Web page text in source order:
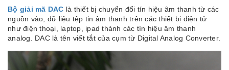
Bộ giải mã DAC là thiết bị chuyển đổi tín hiệu âm thanh từ các
nguồn vào, dữ liệu tệp tin âm thanh trên các thiết bị điện tử
như điện thoại, laptop, ipad thành các tín hiệu âm thanh
analog. DAC là tên viết tắt của cụm từ Digital Analog Converter.